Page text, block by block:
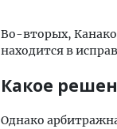
Во-вторых,
находится в
Какое
Однако